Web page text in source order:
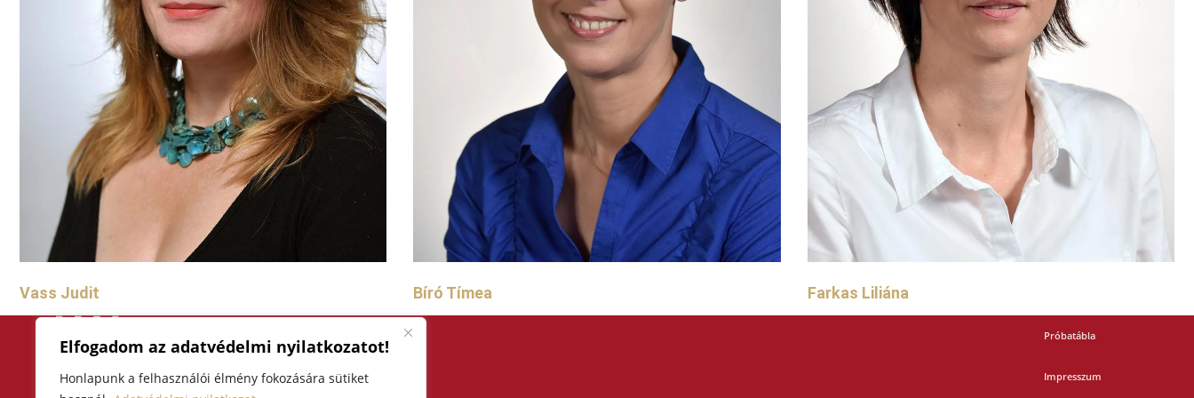
Elfogadom az adatvédelmi nyilatkozatot!
Honlapunk a felhasználói élmény fokozására sütiket
Vass Judit Bíró Tímea Farkas Liliána
F
a
I
n
Y
o
Próbatábla
Impresszum